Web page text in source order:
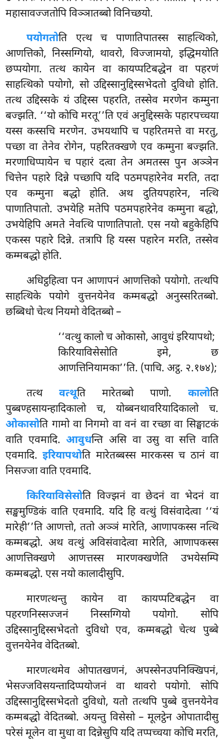
महासावज्जतोपि विञ्ञातब्बो विनिच्छयो.
पयोगतोति एत्थ च पाणातिपातस्स साहत्थिको,
आणत्तिको, निस्सग्गियो, थावरो, विज्जामयो, इद्धिमयोति
छप्पयोगा. तत्थ कायेन वा कायप्पटिबद्धेन वा पहरणं
साहत्थिको पयोगो, सो उद्दिस्सानुद्दिस्सभेदतो दुविधो होति.
तत्थ उद्दिस्सके यं उद्दिस्स पहरति, तस्सेव मरणेन कम्मुना
बज्झति. ‘‘यो कोचि मरतू’’ति एवं अनुद्दिस्सके पहारपच्चया
यस्स कस्सचि मरणेन. उभयथापि च पहरितमत्ते वा मरतु,
पच्छा वा तेनेव रोगेन, पहरितक्खणे एव कम्मुना बज्झति.
मरणाधिप्पायेन च पहारं दत्वा तेन अमतस्स पुन अञ्ञेन
चित्तेन पहारे दिन्ने पच्छापि यदि पठमपहारेनेव मरति, तदा
एव कम्मुना बद्धो होति. अथ दुतियपहारेन, नत्थि
पाणातिपातो. उभयेहि मतेपि पठमपहारेनेव कम्मुना बद्धो,
उभयेहिपि अमते नेवत्थि पाणातिपातो. एस नयो बहुकेहिपि
एकस्स पहारे दिन्ने. तत्रापि हि यस्स पहारेन मरति, तस्सेव
कम्मबद्धो होति.
अधिट्ठहित्वा पन आणापनं आणत्तिको पयोगो. तत्थपि
साहत्थिके पयोगे वुत्तनयेनेव कम्मबद्धो अनुस्सरितब्बो.
छब्बिधो चेत्थ नियमो वेदितब्बो –
‘‘वत्थु कालो च ओकासो, आवुधं इरियापथो;
किरियाविसेसोति इमे, छ
आणत्तिनियामका’’ति. (पाचि. अट्ठ. २.१७४);
तत्थ वत्थूति मारेतब्बो पाणो. कालोति
पुब्बण्हसायन्हादिकालो च, योब्बनथावरियादिकालो च.
ओकासोति गामो वा निगमो वा वनं वा रच्छा वा सिङ्घाटकं
वाति एवमादि.आवुधन्ति असि वा उसु वा सत्ति वाति
एवमादि.इरियापथोति मारेतब्बस्स मारकस्स च ठानं वा
निसज्जा वाति एवमादि.
किरियाविसेसोति विज्झनं वा छेदनं वा भेदनं वा
सङ्खमुण्डिकं वाति एवमादि. यदि हि वत्थुं विसंवादेत्वा ‘‘यं
मारेही’’ति आणत्तो, ततो अञ्ञं मारेति, आणापकस्स नत्थि
कम्मबद्धो. अथ वत्थुं अविसंवादेत्वा मारेति, आणापकस्स
आणत्तिक्खणे आणत्तस्स मारणक्खणेति उभयेसम्पि
कम्मबद्धो. एस नयो कालादीसुपि.
मारणत्थन्तु कायेन वा कायप्पटिबद्धेन वा
पहरणनिस्सज्जनं निस्सग्गियो पयोगो. सोपि
उद्दिस्सानुद्दिस्सभेदतो दुविधो एव, कम्मबद्धो चेत्थ पुब्बे
वुत्तनयेनेव वेदितब्बो.
मारणत्थमेव ओपातखणनं, अपस्सेनउपनिक्खिपनं,
भेसज्जविसयन्तादिप्पयोजनं वा थावरो पयोगो. सोपि
उद्दिस्सानुद्दिस्सभेदतो दुविधो, यतो तत्थपि पुब्बे वुत्तनयेनेव
कम्मबद्धो वेदितब्बो. अयन्तु विसेसो – मूलट्ठेन ओपातादीसु
परेसं मूलेन वा मुधा वा दिन्नेसुपि यदि तप्पच्चया कोचि मरति,